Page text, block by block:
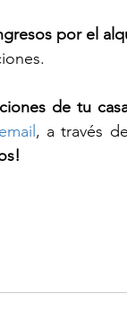
por el
de tu
email , a través